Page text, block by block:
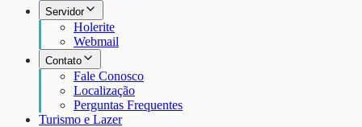
Servidor
Holerite
Webmail
Contato
Fale Conosco
Localização
Perguntas Frequentes
Turismo e Lazer